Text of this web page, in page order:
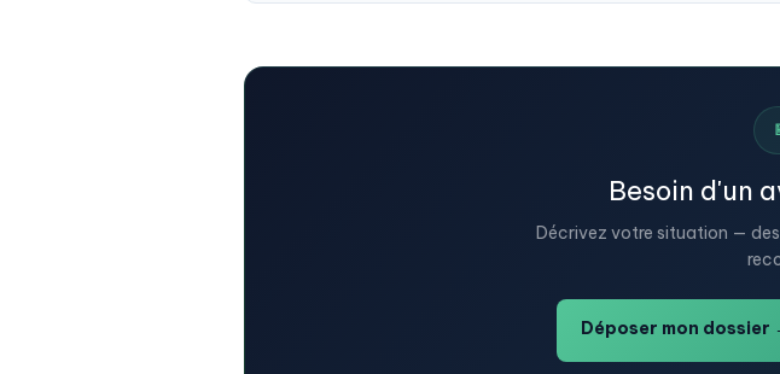
Besoin d'un
Décrivez votre situation —
Déposer mon dossier